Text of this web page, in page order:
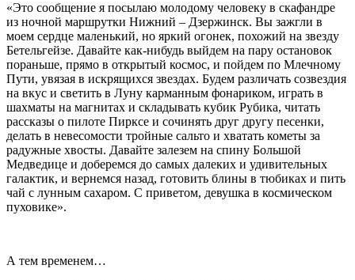
«Это сообщение я посылаю молодому человеку в скафандре
из ночной маршрутки Нижний – Дзержинск. Вы зажгли в
моем сердце маленький, но яркий огонек, похожий на звезду
Бетельгейзе. Давайте как-нибудь выйдем на пару остановок
пораньше, прямо в открытый космос, и пойдем по Млечному
Пути, увязая в искрящихся звездах. Будем различать созвездия
на вкус и светить в Луну карманным фонариком, играть в
шахматы на магнитах и складывать кубик Рубика, читать
рассказы о пилоте Пирксе и сочинять друг другу песенки,
делать в невесомости тройные сальто и хватать кометы за
радужные хвосты. Давайте залезем на спину Большой
Медведице и доберемся до самых далеких и удивительных
галактик, и вернемся назад, готовить блины в тюбиках и пить
чай с лунным сахаром. С приветом, девушка в космическом
пуховике».
А тем временем…